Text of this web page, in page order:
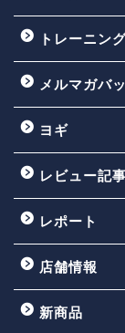
トレーニン
メルマガバ
ヨギ
レビュー記事
レポート
店舗情報
新商品